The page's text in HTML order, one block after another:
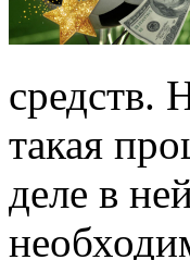
средств.
такая
деле в